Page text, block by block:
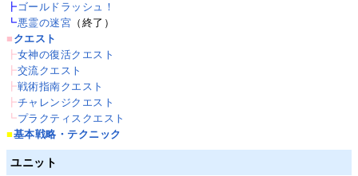
┣ゴールドラッシュ！
┗悪霊の迷宮 （終了）
■ クエスト
┣女神の復活クエスト
┣交流クエスト
┣戦術指南クエスト
┣チャレンジクエスト
┗プラクティスクエスト
■基本戦略・テクニック
ユニット